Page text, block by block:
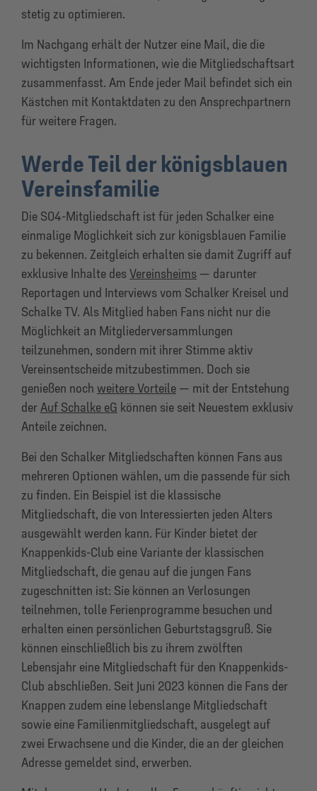
stetig zu optimieren.
Im Nachgang erhält der Nutzer eine Mail, die die
wichtigsten Informationen, wie die Mitgliedschaftsart
zusammenfasst. Am Ende jeder Mail befindet sich ein
Kästchen mit Kontaktdaten zu den Ansprechpartnern
für weitere Fragen.
Werde Teil der königsblauen
Vereinsfamilie
Die S04-Mitgliedschaft ist für jeden Schalker eine
einmalige Möglichkeit sich zur königsblauen Familie
zu bekennen. Zeitgleich erhalten sie damit Zugriff auf
exklusive Inhalte desVereinsheims — darunter
Reportagen und Interviews vom Schalker Kreisel und
Schalke TV. Als Mitglied haben Fans nicht nur die
Möglichkeit an Mitgliederversammlungen
teilzunehmen, sondern mit ihrer Stimme aktiv
Vereinsentscheide mitzubestimmen. Doch sie
genießen noch weitere Vorteile — mit der Entstehung
derAuf Schalke eG können sie seit Neuestem exklusiv
Anteile zeichnen.
Bei den Schalker Mitgliedschaften können Fans aus
mehreren Optionen wählen, um die passende für sich
zu finden. Ein Beispiel ist die klassische
Mitgliedschaft, die von Interessierten jeden Alters
ausgewählt werden kann. Für Kinder bietet der
Knappenkids-Club eine Variante der klassischen
Mitgliedschaft, die genau auf die jungen Fans
zugeschnitten ist: Sie können an Verlosungen
teilnehmen, tolle Ferienprogramme besuchen und
erhalten einen persönlichen Geburtstagsgruß. Sie
können einschließlich bis zu ihrem zwölften
Lebensjahr eine Mitgliedschaft für den Knappenkids-
Club abschließen. Seit Juni 2023 können die Fans der
Knappen zudem eine lebenslange Mitgliedschaft
sowie eine Familienmitgliedschaft, ausgelegt auf
zwei Erwachsene und die Kinder, die an der gleichen
Adresse gemeldet sind, erwerben.